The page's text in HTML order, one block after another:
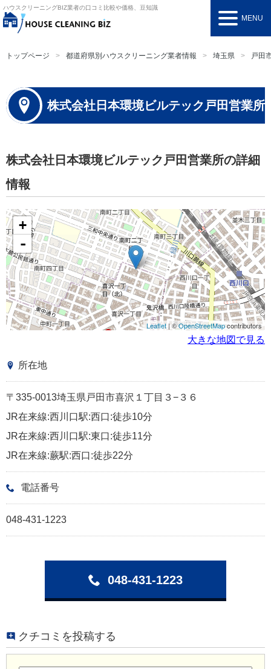
ハウスクリーニングBIZ業者の口コミ比較や価格、豆知識
MENU
トップページ 都道府県別ハウスクリーニング業者情報 埼玉県 戸田
株式会社日本環境ビルテック戸田営業所
株式会社日本環境ビルテック戸田営業所の詳細
情報
+
-
Leaflet | ©OpenStreetMapcontributors
大きな地図で見る
所在地
〒335-0013埼玉県戸田市喜沢１丁目３−３６
JR在来線:西川口駅:西口:徒歩10分
JR在来線:西川口駅:東口:徒歩11分
JR在来線:蕨駅:西口:徒歩22分
電話番号
048-431-1223
048-431-1223
クチコミを投稿する